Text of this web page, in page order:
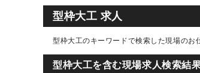
型枠大工 求人
型枠大工のキーワードで検索した現場のお
型枠大工を含む現場求人検索結